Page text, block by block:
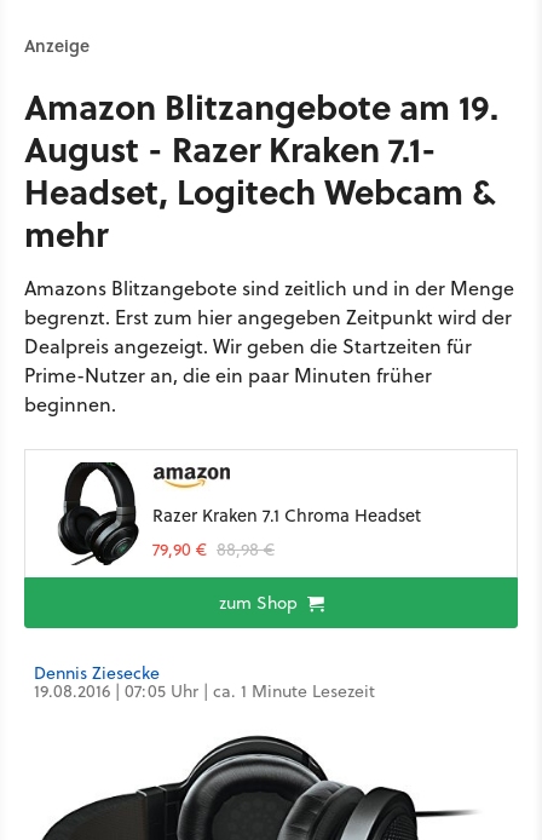
Anzeige
Amazon Blitzangebote am 19.
August - Razer Kraken 7.1-
Headset, Logitech Webcam &
mehr
Amazons Blitzangebote sind zeitlich und in der Menge
begrenzt. Erst zum hier angegeben Zeitpunkt wird der
Dealpreis angezeigt. Wir geben die Startzeiten für
Prime-Nutzer an, die ein paar Minuten früher
beginnen.
Razer Kraken 7.1 Chroma Headset
79,90 € 88,98 €
zum Shop
Dennis Ziesecke
19.08.2016 | 07:05 Uhr | ca. 1 Minute Lesezeit